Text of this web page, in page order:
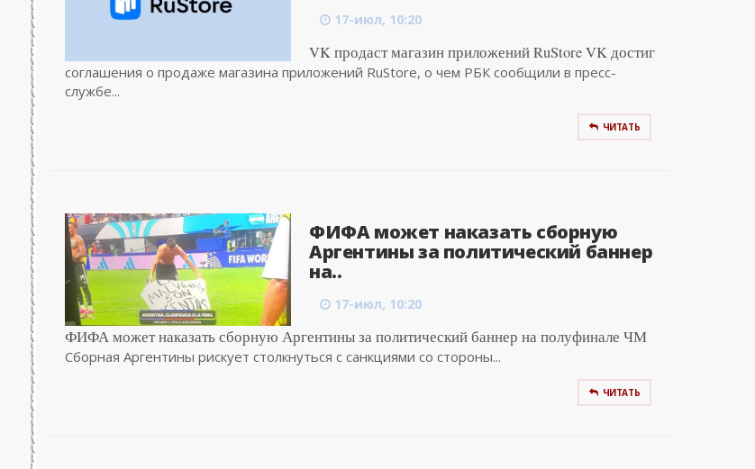
17-июл, 10:20
VK продаст магазин приложений RuStore VK достиг
соглашения о продаже магазина приложений RuStore, о чем РБК сообщили в пресс-
службе...
ЧИТАТЬ
ФИФА может наказать сборную
Аргентины за политический баннер
на..
17-июл, 10:20
ФИФА может наказать сборную Аргентины за политический баннер на полуфинале ЧМ
Сборная Аргентины рискует столкнуться с санкциями со стороны...
ЧИТАТЬ